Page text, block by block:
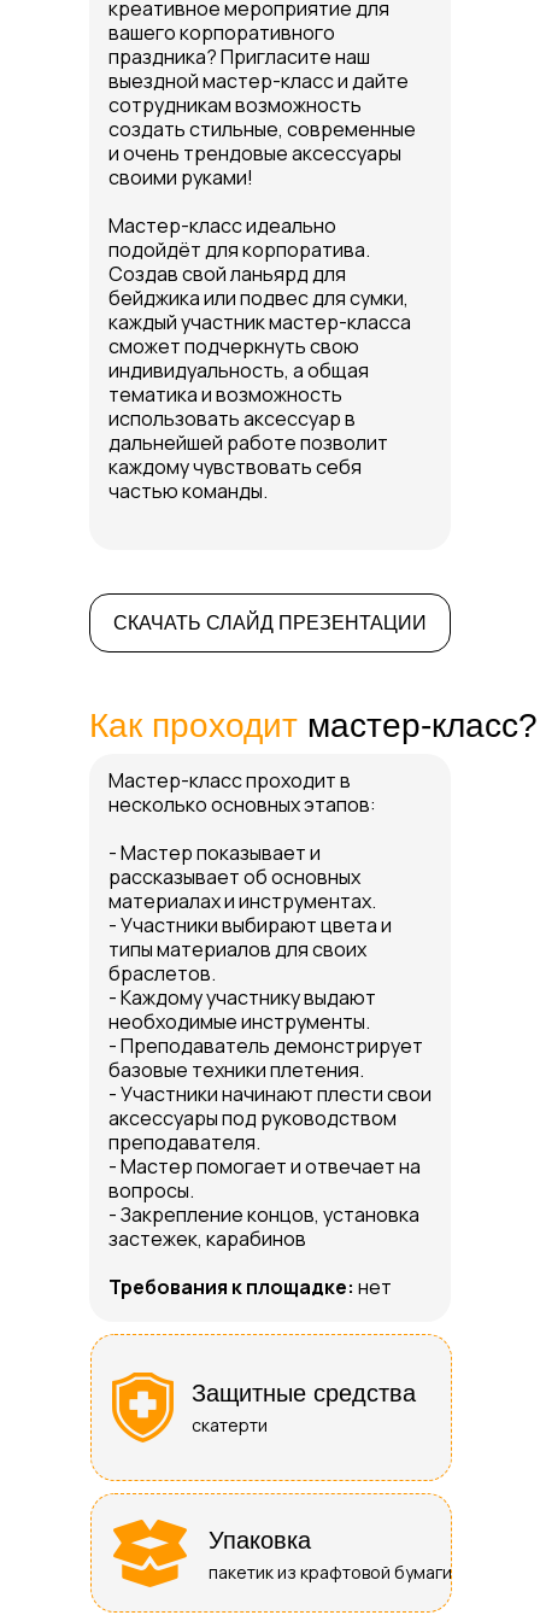
креативное мероприятие для
вашего корпоративного
праздника? Пригласите наш
выездной мастер-класс и дайте
сотрудникам возможность
создать стильные, современные
и очень трендовые аксессуары
своими руками!
Мастер-класс идеально
подойдёт для корпоратива.
Создав свой ланьярд для
бейджика или подвес для сумки,
каждый участник мастер-класса
сможет подчеркнуть свою
индивидуальность, а общая
тематика и возможность
использовать аксессуар в
дальнейшей работе позволит
каждому чувствовать себя
частью команды.
СКАЧАТЬ СЛАЙД ПРЕЗЕНТАЦИИ
Как проходит мастер-класс?
Мастер-класс проходит в
несколько основных этапов:
- Мастер показывает и
рассказывает об основных
материалах и инструментах.
- Участники выбирают цвета и
типы материалов для своих
браслетов.
- Каждому участнику выдают
необходимые инструменты.
- Преподаватель демонстрирует
базовые техники плетения.
- Участники начинают плести свои
аксессуары под руководством
преподавателя.
- Мастер помогает и отвечает на
вопросы.
- Закрепление концов, установка
застежек, карабинов
Требования к площадке: нет
скатерти
Защитные средства
пакетик из крафтовой бумаги
Упаковка